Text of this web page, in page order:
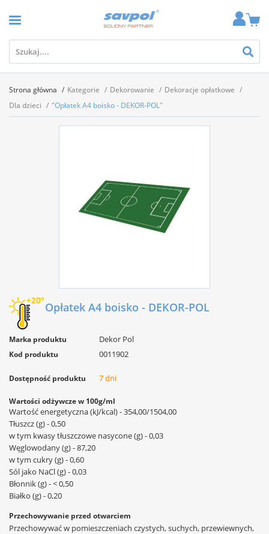
Strona główna Kategorie Dekorowanie
Dekoracje opłatkowe
Dla dzieci
"Opłatek A4 boisko - DEKOR-POL"
Opłatek A4 boisko - DEKOR-POL
Marka produktu Dekor Pol
Kod produktu 0011902
Dostępność produktu 7 dni
Wartości odżywcze w 100g/ml
Wartość energetyczna (kJ/kcal) - 354,00/1504,00
Tłuszcz (g) - 0,50
w tym kwasy tłuszczowe nasycone (g) - 0,03
Węglowodany (g) - 87,20
w tym cukry (g) - 0,60
Sól jako NaCl (g) - 0,03
Błonnik (g) - < 0,50
Białko (g) - 0,20
Przechowywanie przed otwarciem
Przechowywać w pomieszczeniach czystych, suchych, przewiewnych,